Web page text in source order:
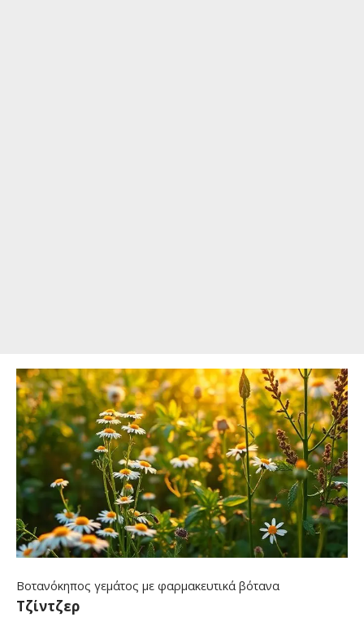
Βοτανόκηπος γεμάτος με φαρμακευτικά βότανα
Τζίντζερ